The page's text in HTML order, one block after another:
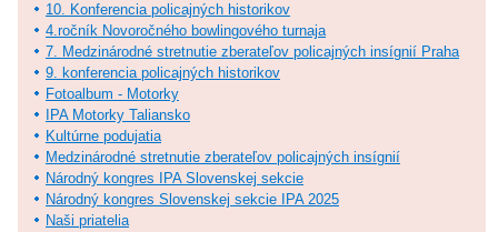
10. Konferencia policajných historikov
4.ročník Novoročného bowlingového turnaja
7. Medzinárodné stretnutie zberateľov policajných insígnií Praha
9. konferencia policajných historikov
Fotoalbum - Motorky
IPA Motorky Taliansko
Kultúrne podujatia
Medzinárodné stretnutie zberateľov policajných insígnií
Národný kongres IPA Slovenskej sekcie
Národný kongres Slovenskej sekcie IPA 2025
Naši priatelia